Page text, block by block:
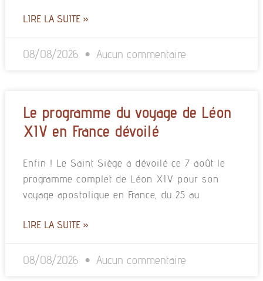
LIRE LA SUITE »
08/08/2026 Aucun commentaire
Le programme du voyage de Léon
XIV en France dévoilé
Enfin ! Le Saint Siège a dévoilé ce 7 août le
programme complet de Léon XIV pour son
voyage apostolique en France, du 25 au
LIRE LA SUITE »
08/08/2026 Aucun commentaire